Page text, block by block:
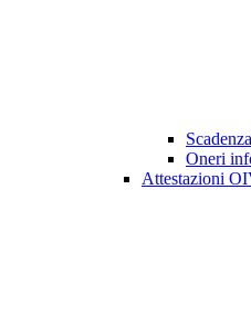
Oneri
Attestazioni